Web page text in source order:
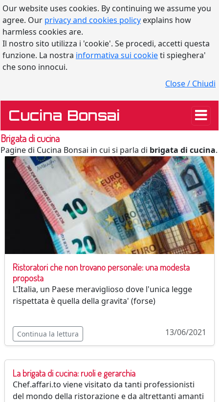
Our website uses cookies. By continuing we assume you
agree. Our privacy and cookies policy explains how
harmless cookies are.
Il nostro sito utilizza i 'cookie'. Se procedi, accetti questa
funzione. La nostra informativa sui cookieti spieghera'
che sono innocui.
Close / Chiudi
Cucina Bonsai
Brigata di cucina
Pagine di Cucina Bonsai in cui si parla di brigata di cucina.
Ristoratori che non trovano personale: una modesta
proposta
L'Italia, un Paese meraviglioso dove l'unica legge
rispettata è quella della gravita' (forse)
Continua la lettura 13/06/2021
La brigata di cucina: ruoli e gerarchia
Chef.affari.to viene visitato da tanti professionisti
del mondo della ristorazione e da altrettanti amanti